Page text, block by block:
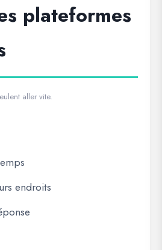
plateformes
aller vite.
endroits